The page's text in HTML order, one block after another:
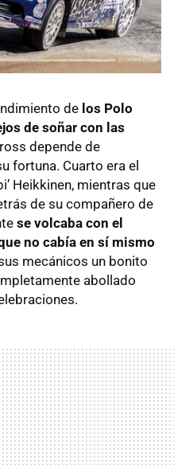
de los Polo
de soñar con las
depende de
fortuna. Cuarto era el
Heikkinen, mientras que
de su compañero de
se volcaba con el
no cabía en sí mismo
mecánicos un bonito
abollado